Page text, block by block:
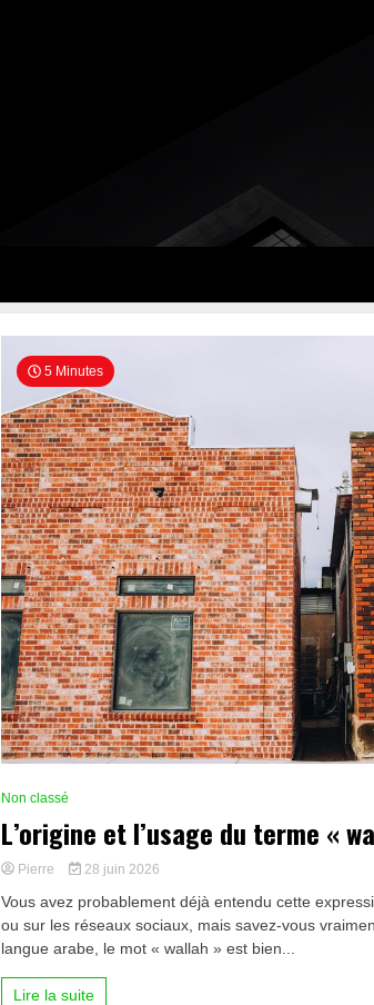
5 Minutes
Non classé
L’origine et l’usage du terme «
Pierre 28 juin 2026
Vous avez probablement déjà entendu cette
ou sur les réseaux sociaux, mais savez-vous
langue arabe, le mot « wallah » est bien...
Lire la suite